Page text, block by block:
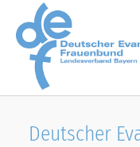
Skip to main content
Deutscher